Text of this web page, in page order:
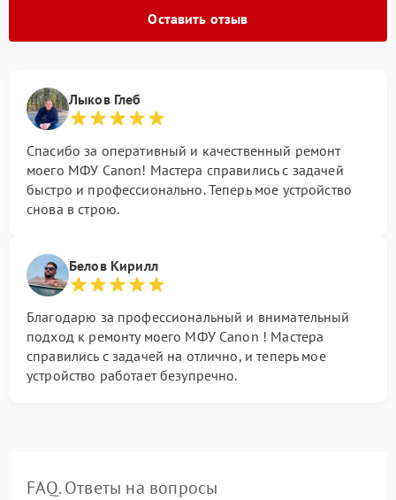
Оставить отзыв
Лыков Глеб
Спасибо за оперативный и качественный ремонт
моего МФУ Canon! Мастера справились с задачей
быстро и профессионально. Теперь мое устройство
снова в строю.
Белов Кирилл
Благодарю за профессиональный и внимательный
подход к ремонту моего МФУ Canon ! Мастера
справились с задачей на отлично, и теперь мое
устройство работает безупречно.
FAQ. Ответы на вопросы